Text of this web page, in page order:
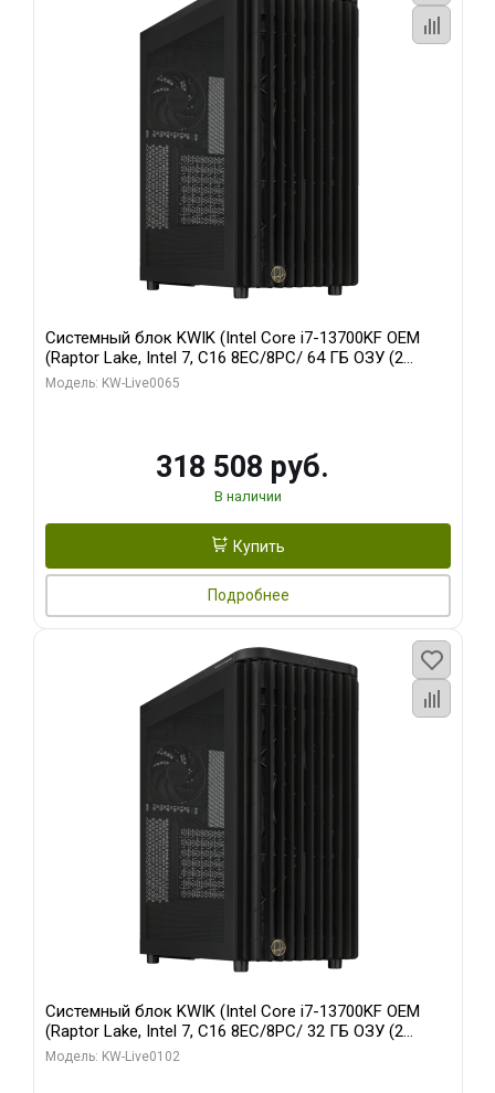
Системный блок KWIK (Intel Core i7-13700KF OEM
(Raptor Lake, Intel 7, C16 8EC/8PC/ 64 ГБ ОЗУ (2
модуля)/ ASUS RTX5080 PROART OC 16GB GDDR7
Модель: KW-Live0065
318 508 руб.
В наличии
Купить
Подробнее
Системный блок KWIK (Intel Core i7-13700KF OEM
(Raptor Lake, Intel 7, C16 8EC/8PC/ 32 ГБ ОЗУ (2
модуля)/ Afox RTX4090 24GB GDDR6X 384-Bit 3xDP
Модель: KW-Live0102